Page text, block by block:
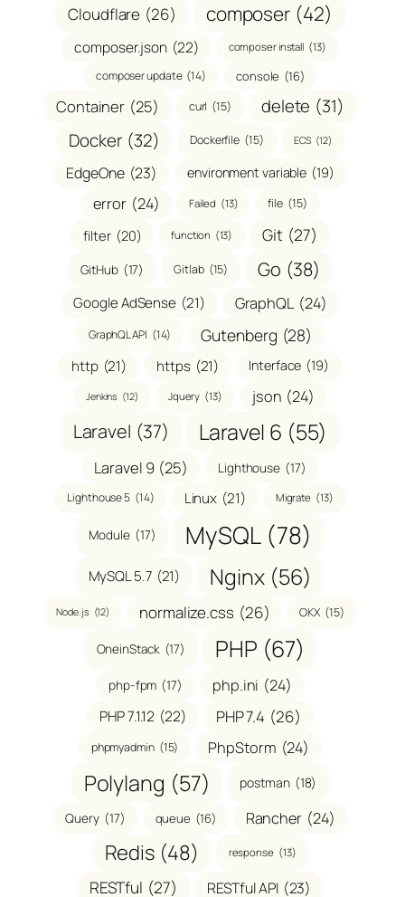
Cloudflare (26) composer (42)
composer.json (22) composer install (13)
composer update (14) console (16)
Container (25) curl (15) delete (31)
Docker (32) Dockerfile (15) ECS (12)
EdgeOne (23) environment variable (19)
error (24) Failed (13) file (15)
filter (20) function (13) Git (27)
GitHub (17) Gitlab (15) Go (38)
Google AdSense (21) GraphQL (24)
GraphQL API (14) Gutenberg (28)
http (21) https (21) Interface (19)
Jenkins (12) Jquery (13) json (24)
Laravel (37) Laravel 6 (55)
Laravel 9 (25) Lighthouse (17)
Lighthouse 5 (14) Linux (21) Migrate (13)
Module (17) MySQL (78)
MySQL 5.7 (21) Nginx (56)
Node.js (12) normalize.css (26) OKX (15)
OneinStack (17) PHP (67)
php-fpm (17) php.ini (24)
PHP 7.1.12 (22) PHP 7.4 (26)
phpmyadmin (15) PhpStorm (24)
Polylang (57) postman (18)
Query (17) queue (16) Rancher (24)
Redis (48) response (13)
RESTful (27) RESTful API (23)